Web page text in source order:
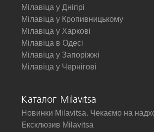
Мілавіца у Дніпрі
Мілавіца у Кропивницькому
Мілавіца у Харкові
Мілавіца в Одесі
Мілавіца у Запоріжжі
Мілавіца у Чернігові
Каталог Milavitsa
Новинки Milavitsa. Чекаємо на
Ексклюзив Milavitsa